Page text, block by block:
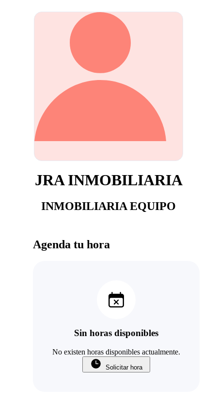
JRA INMOBILIARIA
INMOBILIARIA EQUIPO
Agenda tu hora
Sin horas disponibles
No existen horas disponibles actualmente.
Solicitar hora